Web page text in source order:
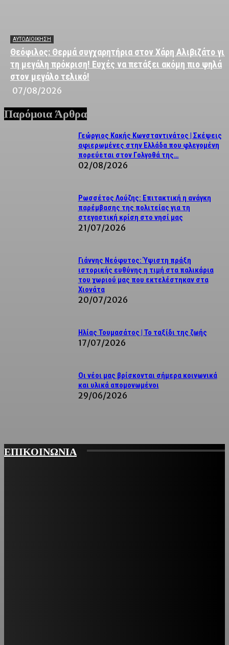
ΑΥΤΟΔΙΟΙΚΗΣΗ
Θεόφιλος: Θερμά συγχαρητήρια στον Χάρη Αλιβιζάτο για
τη μεγάλη πρόκριση! Ευχές να πετάξει ακόμη πιο ψηλά
στον μεγάλο τελικό!
07/08/2026
Παρόμοια Άρθρα
Γεώργιος Κακής Κωνσταντινάτος | Σκέψεις
αφιερωμένες στην Ελλάδα που φλεγομένη
πορεύεται στον Γολγοθά της…
02/08/2026
Ρωσσέτος Λούζης: Επιτακτική η ανάγκη
παρέμβασης της πολιτείας για τη
στεγαστική κρίση στο νησί μας
21/07/2026
Γιάννης Νεόφυτος: Ύψιστη πράξη
ιστορικής ευθύνης η τιμή στα παλικάρια
του χωριού μας που εκτελέστηκαν στα
Χιονάτα
20/07/2026
Ηλίας Τουμασάτος | Το ταξίδι της ζωής
17/07/2026
Οι νέοι μας βρίσκονται σήμερα κοινωνικά
και υλικά απομονωμένοι
29/06/2026
ΕΠΙΚΟΙΝΩΝΙΑ